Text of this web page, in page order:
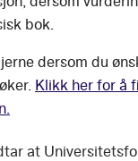
bok.
dersom du
Klikk her for å
at